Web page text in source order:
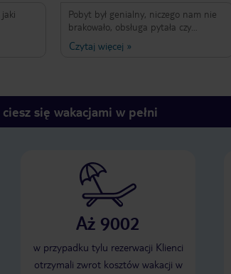
Pobyt był genialny, niczego nam nie
brakowało, obsługa pytała czy
wszystko okej co było na plus.
Jedzenie było pyszne i różnorodne.
aktywnościach na basenie i nie tylko.
Wprowadzali super atmosferę, można
Czytaj więcej »
się wakacjami w pełni
Aż 9002
w przypadku tylu rezerwacji Klienci
otrzymali zwrot kosztów wakacji w